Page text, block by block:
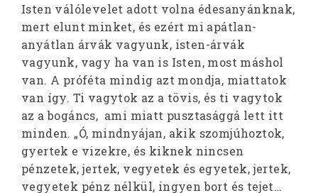
Isten válólevelet adott volna édesanyánknak,
mert elunt minket, és ezért mi apátlan-
anyátlan árvák vagyunk, isten-árvák
vagyunk, vagy ha van is Isten, most máshol
van. A próféta mindig azt mondja, miattatok
van így. Ti vagytok az a tövis, és ti vagytok
az a bogáncs, ami miatt pusztasággá lett itt
minden. „Ó, mindnyájan, akik szomjúhoztok,
gyertek e vizekre, és kiknek nincsen
pénzetek, jertek, vegyetek és egyetek, jertek,
vegyetek pénz nélkül, ingyen bort és tejet…